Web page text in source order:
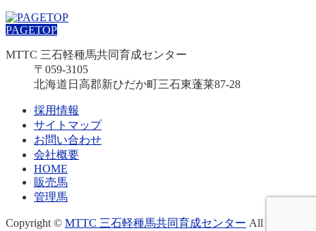
PAGETOP
MTTC 三石軽種馬共同育成センター
〒059-3105
北海道日高郡新ひだか町三石東蓬莱87-28
採用情報
サイトマップ
お問い合わせ
会社概要
HOME
販売馬
管理馬
Copyright © MTTC 三石軽種馬共同育成センター All Rights